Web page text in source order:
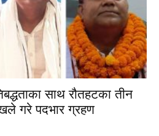
साथ रौतहटका तीन
गरे पदभार ग्रहण